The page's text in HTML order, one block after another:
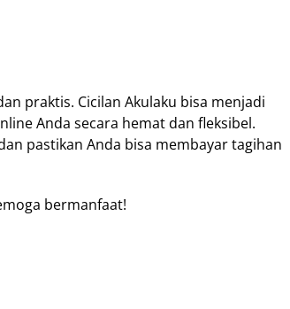
praktis. Cicilan Akulaku bisa menjadi
Anda secara hemat dan fleksibel.
pastikan Anda bisa membayar tagihan
bermanfaat!